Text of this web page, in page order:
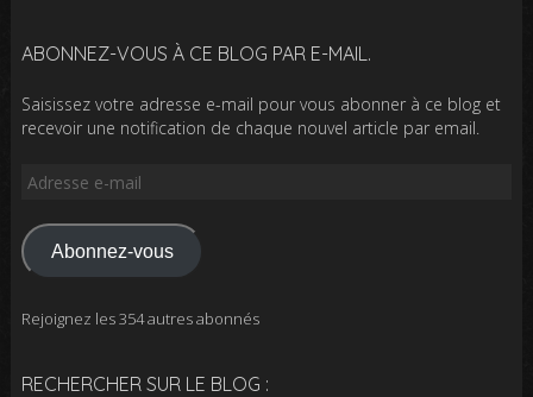
ABONNEZ-VOUS À CE BLOG PAR E-MAIL.
Saisissez votre adresse e-mail pour vous abonner à ce blog et
recevoir une notification de chaque nouvel article par email.
Adresse
mail
Abonnez-vous
Rejoignez les 354 autres abonnés
RECHERCHER SUR LE BLOG :